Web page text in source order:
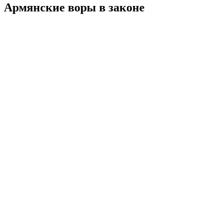
Армянские воры в законе